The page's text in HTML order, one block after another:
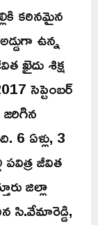
కఠినమైన
ఉన్న
ఖైదు శిక్ష
సెప్టెంబర్
6 ఏళ్లు, 3
పవిత్ర జీవిత
జిల్లా
సి.వేమారెడ్డి,